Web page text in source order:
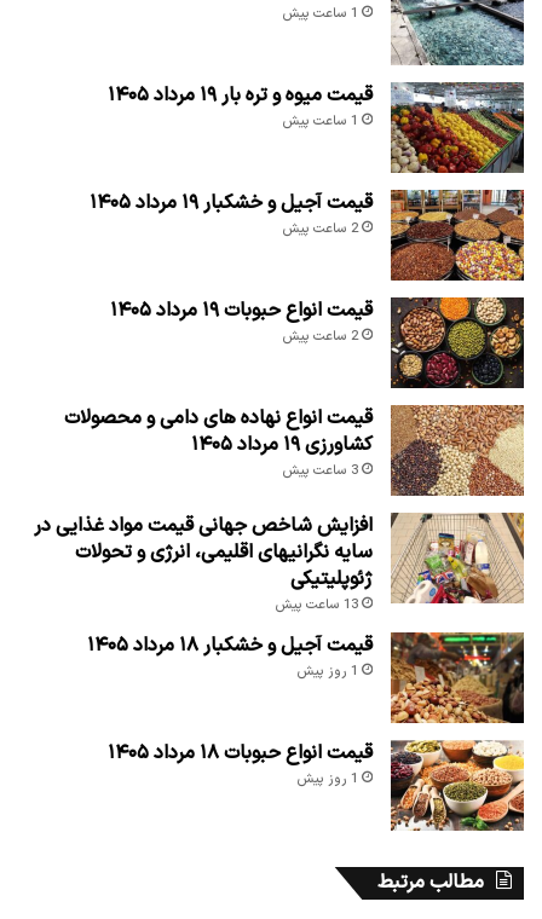
1 ساعت پیش
قیمت میوه و تره بار ۱۹ مرداد ۱۴۰۵
1 ساعت پیش
قیمت آجیل و خشکبار ۱۹ مرداد ۱۴۰۵
2 ساعت پیش
قیمت انواع حبوبات ۱۹ مرداد ۱۴۰۵
2 ساعت پیش
قیمت انواع نهاده های دامی و محصولات
کشاورزی ۱۹ مرداد ۱۴۰۵
3 ساعت پیش
افزایش شاخص جهانی قیمت مواد غذایی در
سایه نگرانیهای اقلیمی، انرژی و تحولات
ژئوپلیتیکی
13 ساعت پیش
قیمت آجیل و خشکبار ۱۸ مرداد ۱۴۰۵
1 روز پیش
قیمت انواع حبوبات ۱۸ مرداد ۱۴۰۵
1 روز پیش
مطالب مرتبط